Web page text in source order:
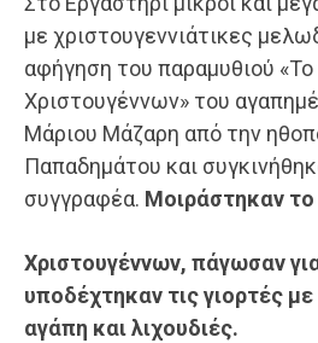
με χριστουγεννιάτικες
αφήγηση του παραμυθιού «Το
Χριστουγέννων» του
Μάριου Μάζαρη από την
Παπαδημάτου και
συγγραφέα. Μοιράστηκαν
Χριστουγέννων, πάγωσαν
υποδέχτηκαν τις γιορτές
αγάπη και λιχουδιές.